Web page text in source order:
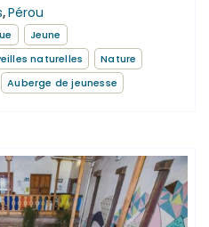
,Pérou
Jeune
naturelles
Nature
Auberge de jeunesse